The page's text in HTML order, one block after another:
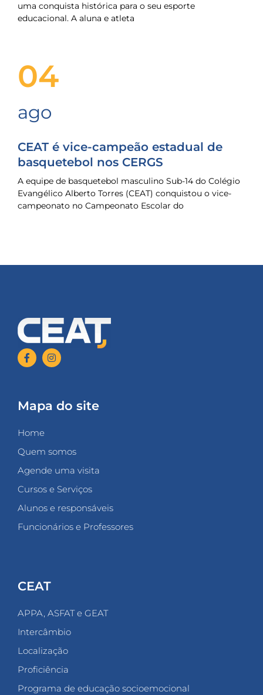
uma conquista histórica para o seu esporte
educacional. A aluna e atleta
04
ago
CEAT é vice-campeão estadual de
basquetebol nos CERGS
A equipe de basquetebol masculino Sub-14 do Colégio
Evangélico Alberto Torres (CEAT) conquistou o vice-
campeonato no Campeonato Escolar do
Mapa do site
Home
Quem somos
Agende uma visita
Cursos e Serviços
Alunos e responsáveis
Funcionários e Professores
CEAT
APPA, ASFAT e GEAT
Intercâmbio
Localização
Proficiência
Programa de educação socioemocional